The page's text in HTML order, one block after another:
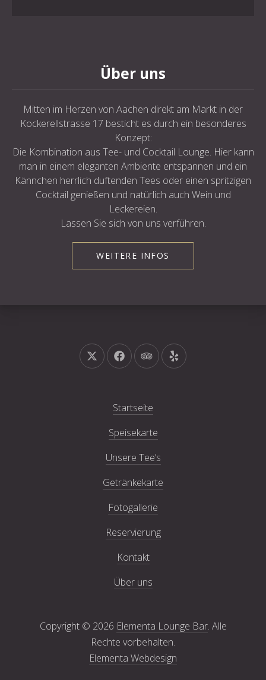
Über uns
Mitten im Herzen von Aachen direkt am Markt in der
Kockerellstrasse 17 besticht es durch ein besonderes
Konzept:
Die Kombination aus Tee- und Cocktail Lounge. Hier kann
man in einem eleganten Ambiente entspannen und ein
Kännchen herrlich duftenden Tees oder einen spritzigen
Cocktail genießen und natürlich auch Wein und
Leckereien.
Lassen Sie sich von uns verführen.
WEITERE INFOS
Neues Fenster
Neues Fenster
Neues FensterNeues Fenster
Startseite
Speisekarte
Unsere Tee’s
Getränkekarte
Fotogallerie
Reservierung
Kontakt
Über uns
Copyright © 2026 Elementa Lounge Bar. Alle
Rechte vorbehalten.
Elementa Webdesign